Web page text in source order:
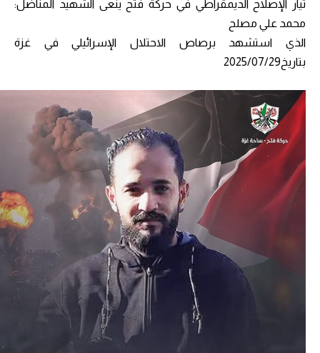
تيار الإصلاح الديمقراطي في حركة فتح ينعى الشهيد المناضل:
محمد علي مصلح
الذي استشهد برصاص الاحتلال الإسرائيلي في غزة
بتاريخ2025/07/29